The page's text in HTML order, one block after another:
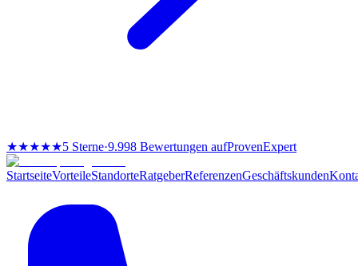
★★★★★5 Sterne·9.998 Bewertungen aufProvenExpert
StartseiteVorteileStandorteRatgeberReferenzenGeschäftskunden